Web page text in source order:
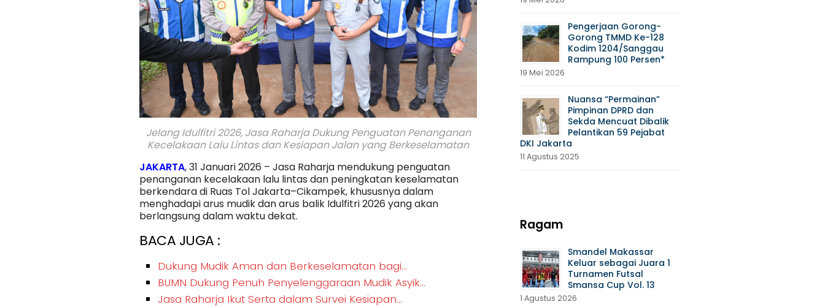
Jelang Idulfitri 2026, Jasa Raharja Dukung Penguatan Penanganan
Kecelakaan Lalu Lintas dan Kesiapan Jalan yang Berkeselamatan
JAKARTA, 31 Januari 2026 – Jasa Raharja mendukung penguatan
penanganan kecelakaan lalu lintas dan peningkatan keselamatan
berkendara di Ruas Tol Jakarta–Cikampek, khususnya dalam
menghadapi arus mudik dan arus balik Idulfitri 2026 yang akan
berlangsung dalam waktu dekat.
BACA JUGA :
Dukung Mudik Aman dan Berkeselamatan bagi…
BUMN Dukung Penuh Penyelenggaraan Mudik Asyik…
Jasa Raharja Ikut Serta dalam Survei Kesiapan…
Pengerjaan Gorong-
Gorong TMMD Ke-128
Kodim 1204/Sanggau
Rampung 100 Persen*
19 Mei 2026
Nuansa “Permainan”
Pimpinan DPRD dan
Sekda Mencuat Dibalik
Pelantikan 59 Pejabat
DKI Jakarta
11 Agustus 2025
Ragam
Smandel Makassar
Keluar sebagai Juara 1
Turnamen Futsal
Smansa Cup Vol. 13
1 Agustus 2026